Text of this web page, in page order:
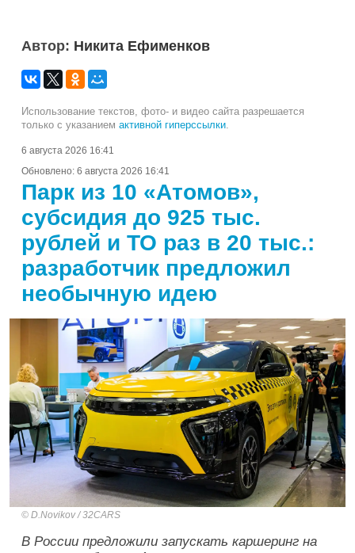
Автор: Никита Ефименков
Использование текстов, фото- и видео сайта разрешается
только с указанием активной гиперссылки
6 августа 2026 16:41
Обновлено: 6 августа 2026 16:41
Парк из 10 «Атомов»,
субсидия до 925 тыс.
рублей и ТО раз в 20 тыс.:
разработчик предложил
необычную идею
D.Novikov / 32CARS
В России предложили запускать каршеринг на